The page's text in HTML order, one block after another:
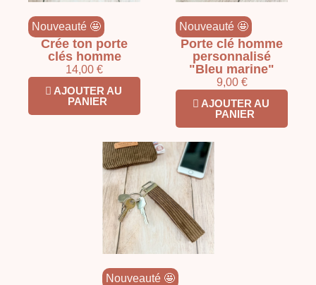
Nouveauté 🤩
Crée ton porte
clés homme
14,00 €
AJOUTER AU
PANIER
Nouveauté 🤩
Porte clé homme
personnalisé
"Bleu marine"
9,00 €
AJOUTER AU
PANIER
Nouveauté 🤩